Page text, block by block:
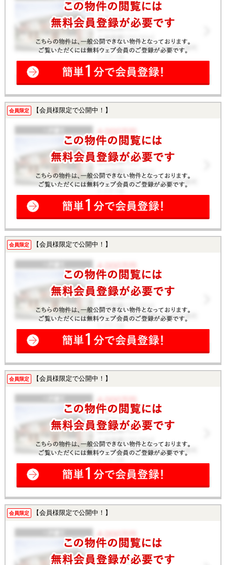
会員限定 【会員様限定で公開中！】
会員限定 【会員様限定で公開中！】
会員限定 【会員様限定で公開中！】
会員限定 【会員様限定で公開中！】